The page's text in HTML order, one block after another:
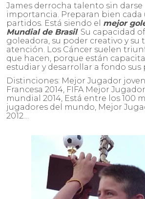
James derrocha talento sin
importancia. Preparan bien cada
partidos. Está siendo el mejor
Mundial de Brasil. Su capacidad
goleadora, su poder creativo y su
atención. Los Cáncer suelen
que hacen, porque están
estudiar y desarrollar a fondo sus
Distinciones: Mejor Jugador
Francesa 2014, FIFA Mejor Jugador
mundial 2014, Está entre los 100
jugadores del mundo, Mejor
2012…